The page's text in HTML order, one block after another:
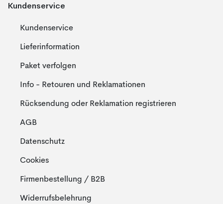
Kundenservice
Kundenservice
Lieferinformation
Paket verfolgen
Info - Retouren und Reklamationen
Rücksendung oder Reklamation registrieren
AGB
Datenschutz
Cookies
Firmenbestellung / B2B
Widerrufsbelehrung